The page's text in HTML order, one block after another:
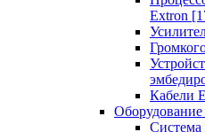
Extron
Кабели
Оборудование
Система